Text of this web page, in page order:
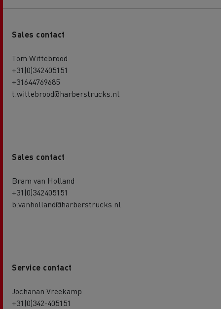
Sales contact
Tom Wittebrood
+31(0)342405151
+31644769685
t.wittebrood@harberstrucks.nl
Sales contact
Bram van Holland
+31(0)342405151
b.vanholland@harberstrucks.nl
Service contact
Jochanan Vreekamp
+31(0)342-405151